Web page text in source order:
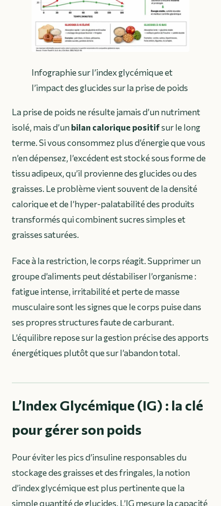
Infographie sur l’index glycémique et
l’impact des glucides sur la prise de poids
La prise de poids ne résulte jamais d’un nutriment
isolé, mais d’unbilan calorique positifsur le long
terme. Si vous consommez plus d’énergie que vous
n’en dépensez, l’excédent est stocké sous forme de
tissu adipeux, qu’il provienne des glucides ou des
graisses. Le problème vient souvent de la densité
calorique et de l’hyper-palatabilité des produits
transformés qui combinent sucres simples et
graisses saturées.
Face à la restriction, le corps réagit. Supprimer un
groupe d’aliments peut déstabiliser l’organisme :
fatigue intense, irritabilité et perte de masse
musculaire sont les signes que le corps puise dans
ses propres structures faute de carburant.
L’équilibre repose sur la gestion précise des apports
énergétiques plutôt que sur l’abandon total.
L’Index Glycémique (IG) : la clé
pour gérer son poids
Pour éviter les pics d’insuline responsables du
stockage des graisses et des fringales, la notion
d’index glycémique est plus pertinente que la
simple quantité de glucides. L’IG mesure la capacité